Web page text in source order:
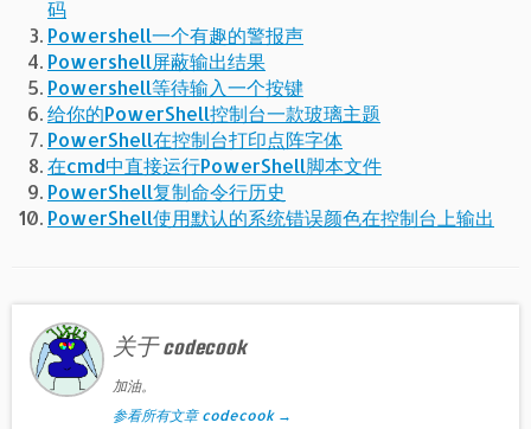
码
Powershell一个有趣的警报声
Powershell屏蔽输出结果
Powershell等待输入一个按键
给你的PowerShell控制台一款玻璃主题
PowerShell在控制台打印点阵字体
在cmd中直接运行PowerShell脚本文件
PowerShell复制命令行历史
PowerShell使用默认的系统错误颜色在控制台上输出
关于 codecook
加油。
参看所有文章 codecook →